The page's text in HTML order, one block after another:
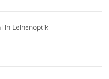
in Leinenoptik